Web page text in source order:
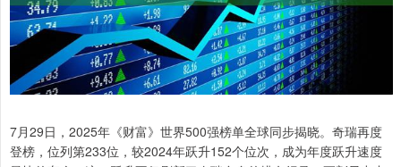
7月29日，2025年《财富》世界500强榜单全球同步揭晓。奇瑞再度
登榜，位列第233位，较2024年跃升152个位次，成为年度跃升速度